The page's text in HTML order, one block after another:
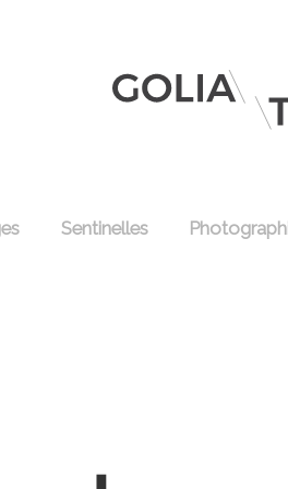
Sentinelles